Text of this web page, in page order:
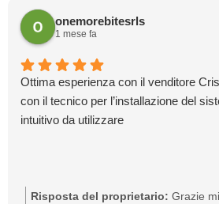
ogni volta che hai bisogno di
onemorebitesrls
1 mese fa
Ottima esperienza con il venditore
con il tecnico per l’installazione del
intuitivo da utilizzare
Risposta del proprietario: Grazie